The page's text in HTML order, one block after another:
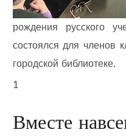
рождения русского
состоялся для членов
городской библиотеке.
1
Вместе